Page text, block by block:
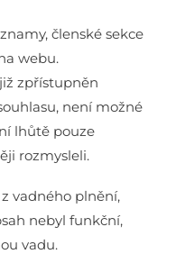
členské sekce
webu.
zpřístupněn
není možné
lhůtě pouze
rozmysleli.
vadného plnění,
nebyl funkční,
vadu.